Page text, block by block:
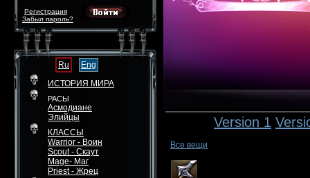
Забыл пароль?
Регистрация
Ru
Eng
ИСТОРИЯ МИРА
РАСЫ
Асмодиане
Элийцы
КЛАССЫ
Warrior - Воин
Scout - Скаут
Mage- Маг
Priest - Жрец
Version 1
Все вещи